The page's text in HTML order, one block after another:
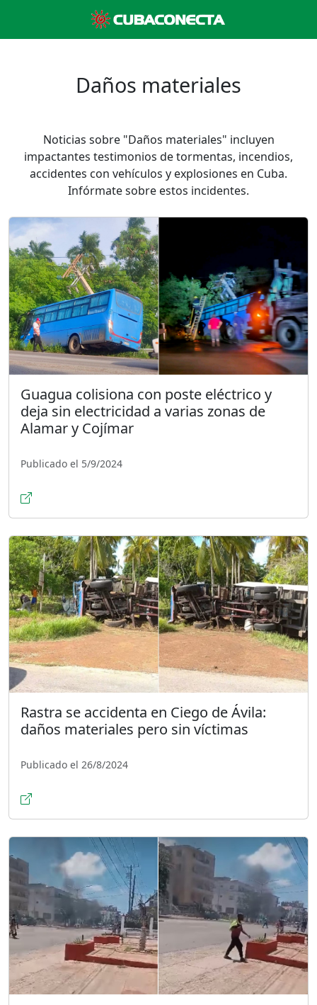
Daños materiales
Noticias sobre "Daños materiales" incluyen
impactantes testimonios de tormentas, incendios,
accidentes con vehículos y explosiones en Cuba.
Infórmate sobre estos incidentes.
Guagua colisiona con poste eléctrico y
deja sin electricidad a varias zonas de
Alamar y Cojímar
Publicado el 5/9/2024
Rastra se accidenta en Ciego de Ávila:
daños materiales pero sin víctimas
Publicado el 26/8/2024